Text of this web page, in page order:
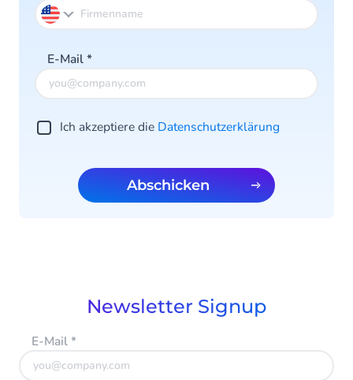
E-Mail*
Ich akzeptiere die Datenschutzerklärung
Abschicken
Newsletter Signup
E-Mail*